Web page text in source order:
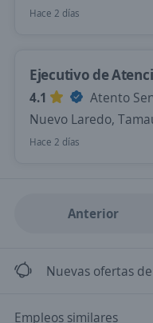
Hace 2 días
Ejecutivo de
4.1
Atento
Nuevo Laredo,
Hace 2 días
Anterior
Nuevas ofertas
Empleos similares